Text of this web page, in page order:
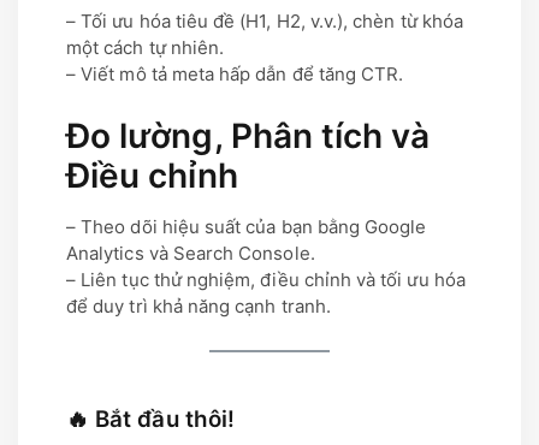
– Tối ưu hóa tiêu đề (H1, H2, v.v.), chèn từ khóa
một cách tự nhiên.
– Viết mô tả meta hấp dẫn để tăng CTR.
Đo lường, Phân tích và
Điều chỉnh
– Theo dõi hiệu suất của bạn bằng Google
Analytics và Search Console.
– Liên tục thử nghiệm, điều chỉnh và tối ưu hóa
để duy trì khả năng cạnh tranh.
🔥 Bắt đầu thôi!